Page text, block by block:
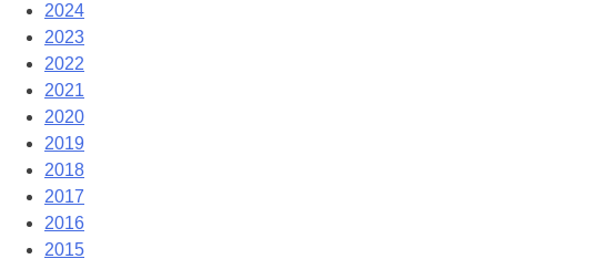
2024
2023
2022
2021
2020
2019
2018
2017
2016
2015